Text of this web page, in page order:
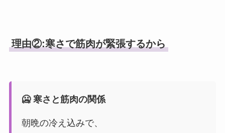
理由②:寒さで筋肉が緊張するから
🥶 寒さと筋肉の関係
朝晩の冷え込みで、